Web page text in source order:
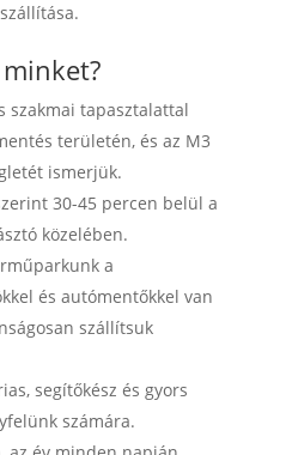
szakmai tapasztalattal
területén, és az M3
ismerjük.
30-45 percen belül a
közelében.
a
és autómentőkkel van
szállítsuk
segítőkész és gyors
számára.